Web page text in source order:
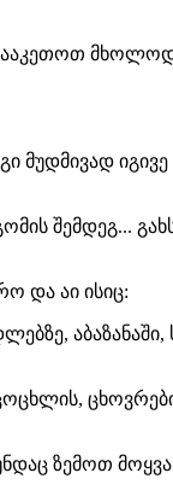
მხოლოდ
მუდმივად იგივე
შემდეგ...
და აი ისიც:
ზემოთ